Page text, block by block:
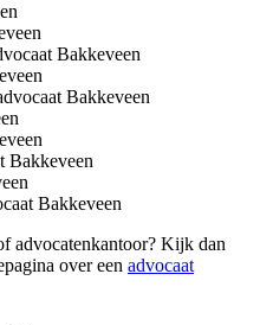
Bakkeveen
Bakkeveen
Bakkeveen
Bakkeveen
advocatenkantoor? Kijk dan
over een advocaat